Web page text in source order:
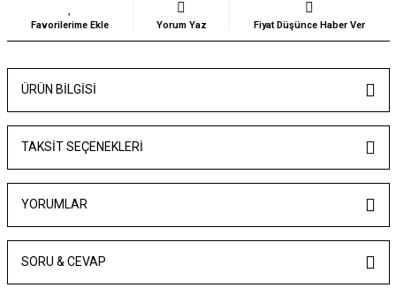
Yorum Yaz Fiyat Düşünce Haber Ver
ÜRÜN BILGISI
TAKSIT SEÇENEKLERI
YORUMLAR
SORU & CEVAP